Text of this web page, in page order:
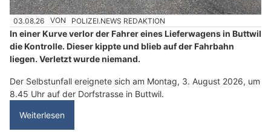
03.08.26 VON POLIZEI.NEWS REDAKTION
In einer Kurve verlor der Fahrer eines Lieferwagens in Buttwil
die Kontrolle. Dieser kippte und blieb auf der Fahrbahn
liegen. Verletzt wurde niemand.
Der Selbstunfall ereignete sich am Montag, 3. August 2026, um
8.45 Uhr auf der Dorfstrasse in Buttwil.
Weiterlesen